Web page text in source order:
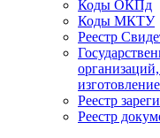
Коды ОКПд
Коды МКТУ
Реестр
Реестр
Реестр